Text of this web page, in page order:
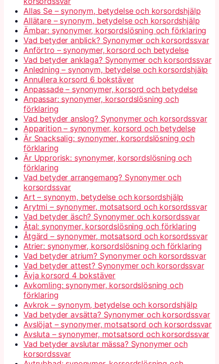
Allas Se – synonym, betydelse och korsordshjälp
Allätare – synonym, betydelse och korsordshjälp
Ämbar: synonymer, korsordslösning och förklaring
Vad betyder anblick? Synonymer och korsordssvar
Anförtro – synonymer, korsord och betydelse
Vad betyder anklaga? Synonymer och korsordssvar
Anledning – synonym, betydelse och korsordshjälp
Annullera korsord 6 bokstäver
Anpassade – synonymer, korsord och betydelse
Anpassar: synonymer, korsordslösning och
förklaring
Vad betyder anslog? Synonymer och korsordssvar
Apparition – synonymer, korsord och betydelse
Är Snacksalig: synonymer, korsordslösning och
förklaring
Är Upprorisk: synonymer, korsordslösning och
förklaring
Vad betyder arrangemang? Synonymer och
korsordssvar
Art – synonym, betydelse och korsordshjälp
Arytmi – synonymer, motsatsord och korsordssvar
Vad betyder äsch? Synonymer och korsordssvar
Åtal: synonymer, korsordslösning och förklaring
Åtgärd – synonymer, motsatsord och korsordssvar
Atrier: synonymer, korsordslösning och förklaring
Vad betyder atrium? Synonymer och korsordssvar
Vad betyder attest? Synonymer och korsordssvar
Ävja korsord 4 bokstäver
Avkomling: synonymer, korsordslösning och
förklaring
Avkrok – synonym, betydelse och korsordshjälp
Vad betyder avsätta? Synonymer och korsordssvar
Avslöjat – synonymer, motsatsord och korsordssvar
Avsluta – synonymer, motsatsord och korsordssvar
Vad betyder avslutar mässa? Synonymer och
korsordssvar